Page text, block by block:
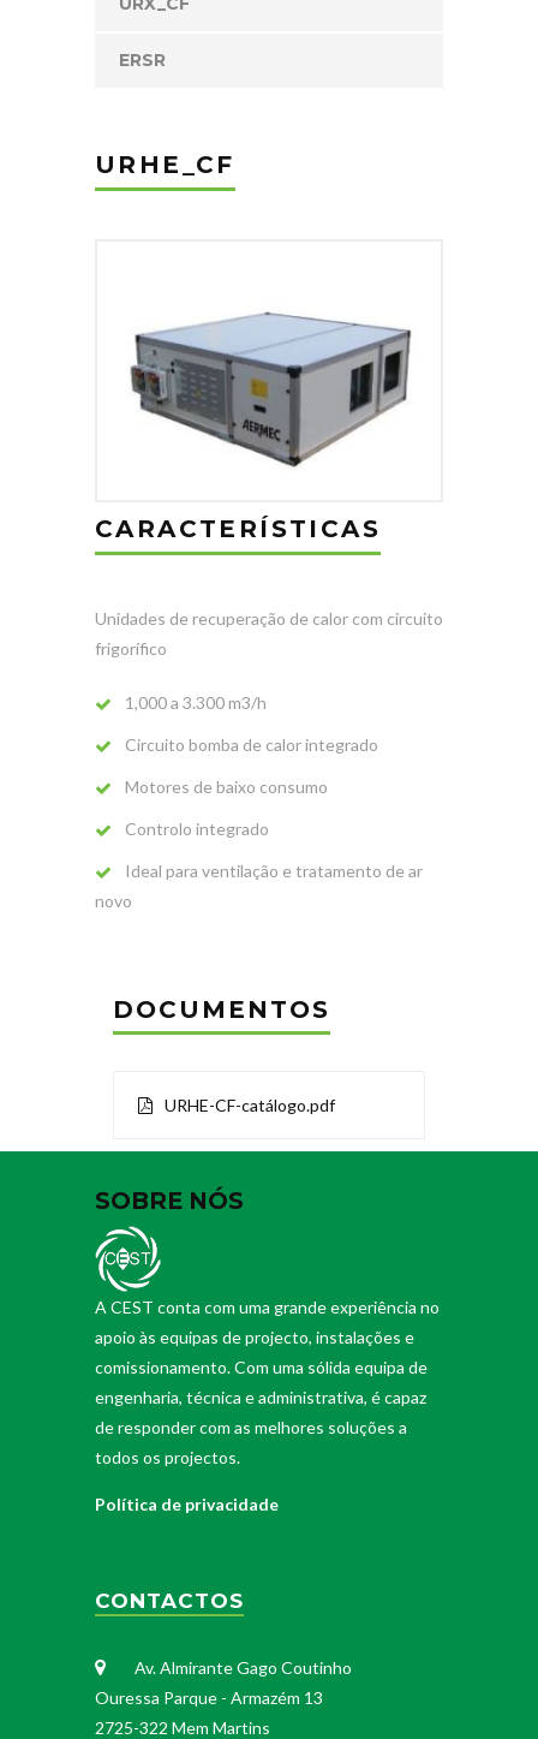
ERSR
URHE_CF
CARACTERÍSTICAS
Unidades de recuperação de calor com circuito
frigorífico
1,000 a 3.300 m3/h
Circuito bomba de calor integrado
Motores de baixo consumo
Controlo integrado
Ideal para ventilação e tratamento de ar
novo
DOCUMENTOS
URHE-CF-catálogo.pdf
SOBRE NÓS
A CEST conta com uma grande experiência no
apoio às equipas de projecto, instalações e
comissionamento. Com uma sólida equipa de
engenharia, técnica e administrativa, é capaz
de responder com as melhores soluções a
todos os projectos.
Política de privacidade
CONTACTOS
Av. Almirante Gago Coutinho
Ouressa Parque - Armazém 13
2725-322 Mem Martins